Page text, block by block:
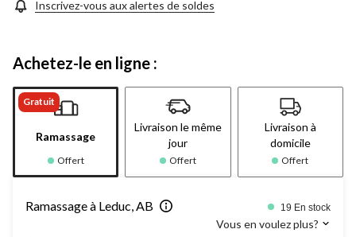
Inscrivez-vous aux alertes de soldes
Achetez-le en ligne :
Gratuit
Ramassage
Offert
Livraison le même
jour
Offert
Livraison à
domicile
Offert
Ramassage à Leduc, AB 19 En stock
Vous en voulez plus?